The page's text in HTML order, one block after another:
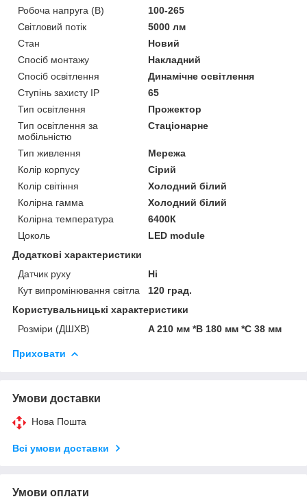
Робоча напруга (В)
100-265
Світловий потік
5000 лм
Стан
Новий
Спосіб монтажу
Накладний
Спосіб освітлення
Динамічне освітлення
Ступінь захисту IP
65
Тип освітлення
Прожектор
Тип освітлення за
мобільністю
Стаціонарне
Тип живлення
Мережа
Колір корпусу
Сірий
Колір світіння
Холодний білий
Колірна гамма
Холодний білий
Колірна температура
6400К
Цоколь
LED module
Додаткові характеристики
Датчик руху
Ні
Кут випромінювання світла
120 град.
Користувальницькі характеристики
Розміри (ДШХВ)
A 210 мм *B 180 мм *C 38 мм
Приховати
Умови доставки
Нова Пошта
Всі умови доставки
Умови оплати